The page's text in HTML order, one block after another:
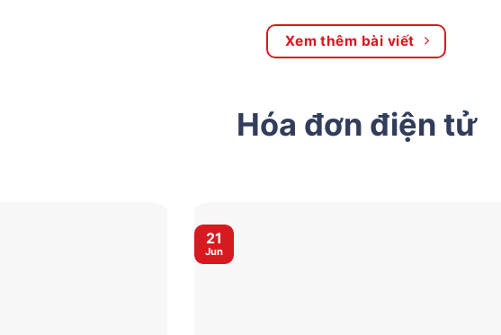
Xem thêm bài viết
Hóa đơn điện tử
21
Jun